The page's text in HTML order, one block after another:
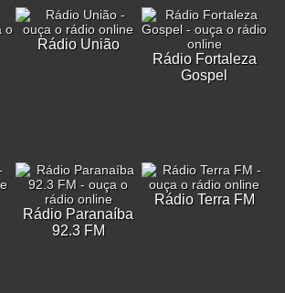
Rádio União
Rádio Fortaleza
Gospel
Rádio Paranaíba
92.3 FM
Rádio Terra FM